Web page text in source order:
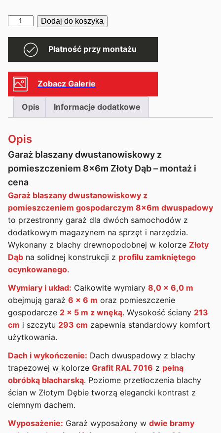
ilość
dwustanowiskowy
Dodaj do koszyka
Płatność przy montażu
Zobacz Galerie
Opis Informacje dodatkowe
Opis
Garaż blaszany dwustanowiskowy z
pomieszczeniem 8x6m Złoty Dąb – montaż i
cena
Garaż blaszany dwustanowiskowy z
pomieszczeniem gospodarczym 8x6m dwuspadowy
to przestronny garaż dla dwóch samochodów z
dodatkowym magazynem na sprzęt i narzędzia.
Wykonany z blachy drewnopodobnej w kolorze Złoty
Dąb na solidnej konstrukcji z profilu zamkniętego
ocynkowanego.
Wymiary i układ: Całkowite wymiary 8,0 x 6,0 m
obejmują garaż 6 x 6 m oraz pomieszczenie
gospodarcze 2 x 5 m z wnęką. Wysokość ściany 213
cm i szczytu 293 cm zapewnia standardowy komfort
użytkowania.
Dach i wykończenie: Dach dwuspadowy z blachy
trapezowej w kolorze Grafit RAL 7016 z pełną
obróbką blacharską. Poziome przetłoczenia blachy
ścian w Złotym Dębie tworzą elegancki kontrast z
ciemnym dachem.
Wyposażenie: Garaż wyposażony w dwie bramy